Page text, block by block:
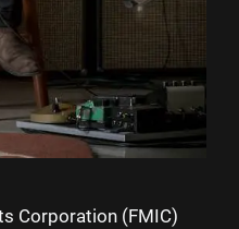
Corporation (FMIC)